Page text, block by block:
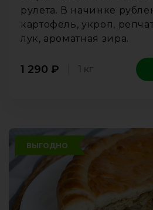
рулета. В начинке
картофель, укроп,
лук, ароматная зира.
1 290 ₽ 1 кг
ВЫГОДНО